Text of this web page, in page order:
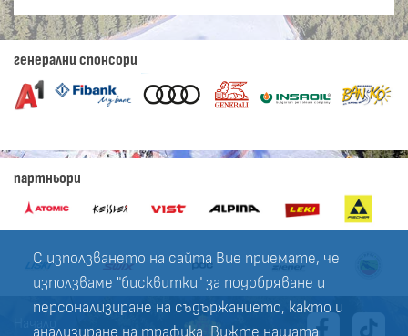
С използването на сайта Вие приемате, че
използваме "бисквитки" за подобряване и
персонализиране на съдържанието, както и
анализиране на трафика. Вижте нашата
генерални спонсори
партньори